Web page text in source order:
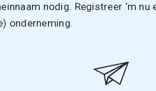
nodig. Registreer ‘m nu
onderneming.